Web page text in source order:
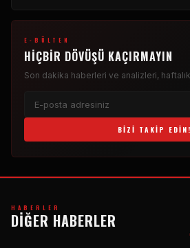
E-BÜLTEN
HIÇBIR DÖVÜŞÜ KAÇIRMAYIN
Son dakika haberleri ve analizleri,
BIZI TAKIP EDIN!
HABERLER
DIĞER HABERLER